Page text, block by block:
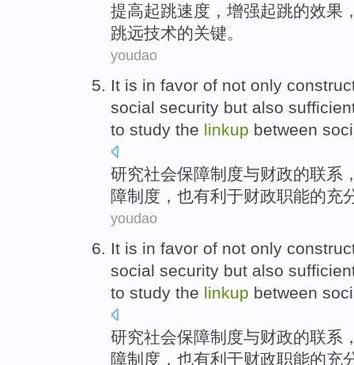
提高起跳速度 ， 增强起跳的效果
跳远技术的关键。
youdao
It is in favor of not only
social security but also
to study the linkup between
研究社会保障制度与财政的联系
障制度， 也有利于财政职能的充
youdao
It is in favor of not only
social security but also
to study the linkup between
研究社会保障制度与财政的联系
障制度， 也有利于财政职能的充